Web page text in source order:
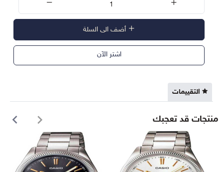
اشتر الآن
التقييمات
منتجات قد تعجبك